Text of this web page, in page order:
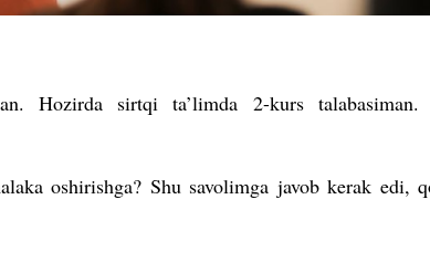
Hozirda sirtqi ta’limda 2-kurs talabasiman.
oshirishga? Shu savolimga javob kerak edi,